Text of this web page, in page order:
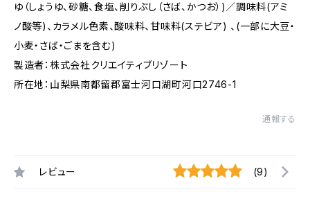
ゆ（しょうゆ、砂糖、食塩、削りぶし（さば、かつお）)／調味料(アミ
ノ酸等)、カラメル色素、酸味料、甘味料(ステビア) 、(一部に大豆・
小麦・さば・ごまを含む)
製造者：株式会社クリエイティブリゾート
所在地：山梨県南都留郡富士河口湖町河口2746-1
通報する
レビュー (9)